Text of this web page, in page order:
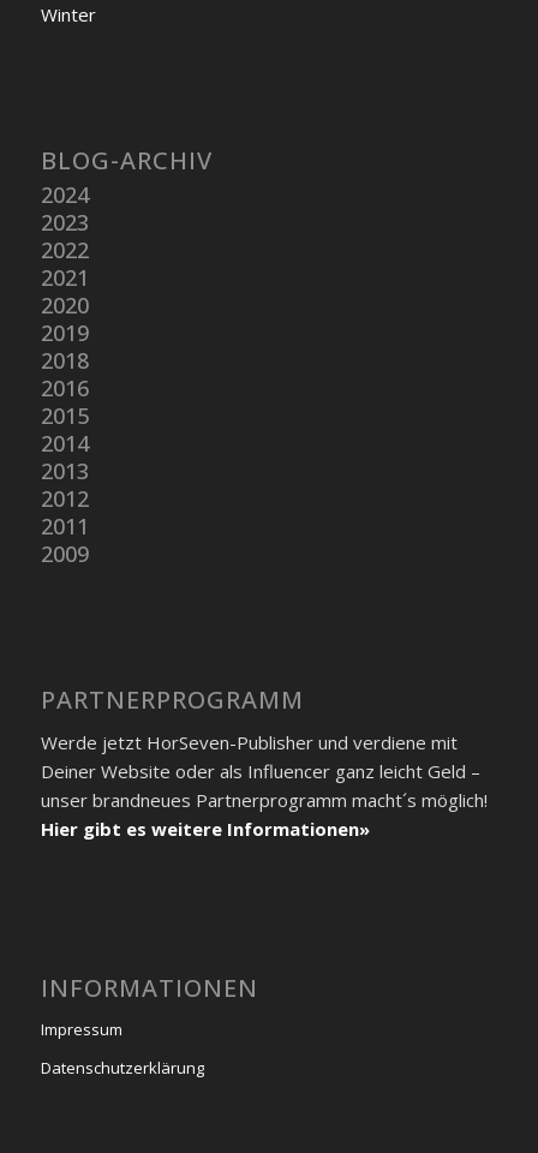
Winter
BLOG-ARCHIV
2024
2023
2022
2021
2020
2019
2018
2016
2015
2014
2013
2012
2011
2009
PARTNER­PROGRAMM
Werde jetzt HorSeven-Publisher und verdiene mit
Deiner Website oder als Influencer ganz leicht Geld –
unser brandneues Partner­programm macht´s möglich!
Hier gibt es weitere Informationen»
INFORMATIONEN
Impressum
Datenschutzerklärung